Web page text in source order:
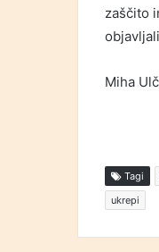
zaščito
Miha
Tagi
ukrepi